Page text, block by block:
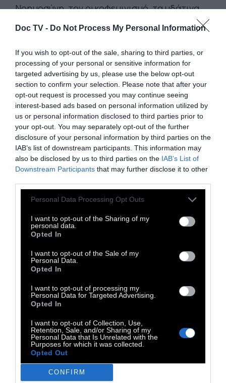
Doc TV - Do Not Process My Personal Information
If you wish to opt-out of the sale, sharing to third parties, or
processing of your personal or sensitive information for
targeted advertising by us, please use the below opt-out
section to confirm your selection. Please note that after your
opt-out request is processed you may continue seeing
interest-based ads based on personal information utilized by
us or personal information disclosed to third parties prior to
your opt-out. You may separately opt-out of the further
disclosure of your personal information by third parties on the
IAB’s list of downstream participants. This information may
also be disclosed by us to third parties on the IAB’s List of
Downstream Participants that may further disclose it to other
Personal Data Processing Opt Outs
I want to opt-out of the Sharing of my
personal data.
Opted In
I want to opt-out of the Sale of my
Personal Data.
Opted In
I want to opt-out of processing my
Personal Data for Targeted Advertising.
Opted In
I want to opt-out of Collection, Use,
Retention, Sale, and/or Sharing of my
Personal Data that Is Unrelated with the
Purposes for which it was collected.
Opted Out
CONFIRM
Νοημοσύνη, τον οικοφεμινισμό, τα υδάτινα
μέλλοντα και τις νέες οικολογίες ζωής.
Αληθεινός, Γιώργος Δρόσος, Ράνια
Εμμανουηλίδου, Δημήτρης Εφέογλου,
Θοδωρής Ζαφειρόπουλος, Νίκος Iavazzo &
Ανδρέας Καλλή, Αναστάσης Καρράς, Πέγκυ
Κλιάφα, Κώστας Κοϊνός, Παναγιώτης
Κουλουράς, Ανδρέας Λόλης, Κατερίνα
Μπότσαρη, Πανδώρα Μουρίκη, Ελένη
Πανουκλιά, Αντιγόνη Πασίδη, Άννα
Προβατάρη, Πάνος Σκλαβενίτης, Κώστας
Τζημούλης, Klajdi Tsano, Έφη Χαλιορή,
Δέσποινα Χαριτωνίδη.
Συμμετέχοντες/ουσεςPerformers
Φανή
Αράπη, Ομάδα ΦΡΜΚ / περιοδικό Φάρμακο,
Collectif MASI (Μαντλέν Ανηψητάκη και
Simon Riedler), Ελένη Μεσάδου, Φωτεινή
Καλλέ.
Συμμετέχοντες/ουσες ομιλητές/
ομιλήτριες Δημόσιου Προγράμματος:
Νίκος Αναστασόπουλος, Πηνελόπη Ηλιάσκου,
Δήμητρα Θεοχάρη, Θανάσης Πετσίνης,
Μαριέφη Γκούμα, εκπρόσωποι της ομάδας
Μπουλούκι, Μάνια Μπενίση, Αριάδνη